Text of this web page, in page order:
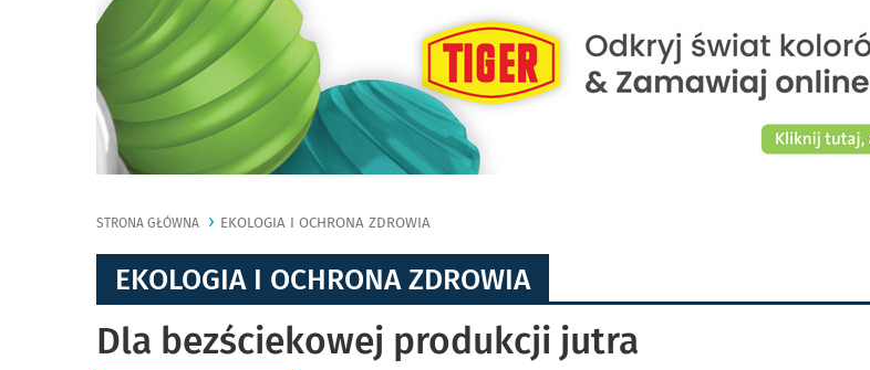
STRONA GŁÓWNA EKOLOGIA I OCHRONA ZDROWIA
EKOLOGIA I OCHRONA ZDROWIA
Dla bezściekowej produkcji jutra